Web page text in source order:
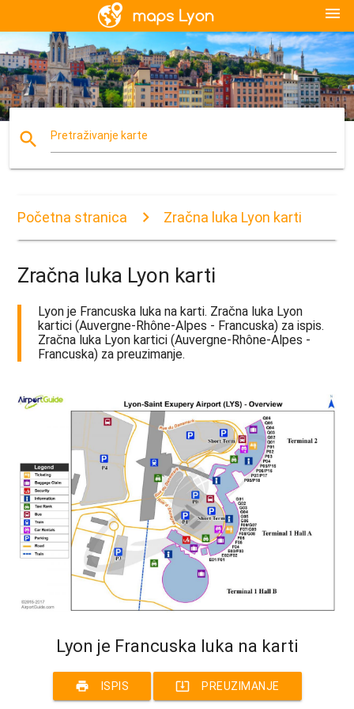
menu
search Pretraživanje karte
Početna stranica Zračna luka Lyon karti
Zračna luka Lyon karti
Lyon je Francuska luka na karti. Zračna luka Lyon
kartici (Auvergne-Rhône-Alpes - Francuska) za ispis.
Zračna luka Lyon kartici (Auvergne-Rhône-Alpes -
Francuska) za preuzimanje.
Lyon je Francuska luka na karti
print ISPIS system_update_alt PREUZIMANJE